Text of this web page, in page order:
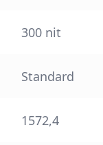
300 nit
Standard
1572,4